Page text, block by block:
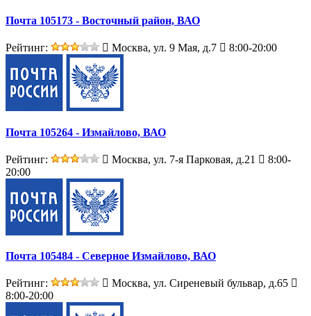
Почта 105173 - Восточный район, ВАО
Рейтинг: Москва, ул. 9 Мая, д.7 8:00-20:00
Почта 105264 - Измайлово, ВАО
Рейтинг: Москва, ул. 7-я Парковая, д.21
8:00-
20:00
Почта 105484 - Северное Измайлово, ВАО
Рейтинг:
Москва, ул. Сиреневый бульвар, д.65
8:00-20:00